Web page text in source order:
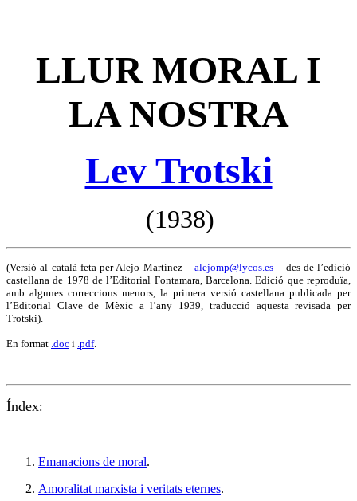
LLUR MORAL I
LA NOSTRA
Lev Trotski
(1938)
(Versió al català feta per Alejo Martínez – alejomp@lycos.es – des de l’edició
castellana de 1978 de l’Editorial Fontamara, Barcelona. Edició que reproduïa,
amb algunes correccions menors, la primera versió castellana publicada per
l’Editorial Clave de Mèxic a l’any 1939, traducció aquesta revisada per
Trotski).
En format .doc i .pdf.
Índex:
Emanacions de moral.
Amoralitat marxista i veritats eternes.